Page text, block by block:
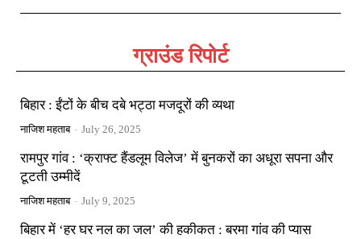
ग्राउंड रिपोर्ट
बिहार : ईंटों के बीच दबे भट्ठा मजदूरों की व्यथा
नाजिश महताब - July 26, 2025
रामपुर गांव : ‘क्राफ्ट हैंडलूम विलेज’ में बुनकरों का अधूरा सपना और
टूटती उम्मीदें
नाजिश महताब - July 9, 2025
बिहार में ‘हर घर नल का जल’ की हकीकत : बरमा गांव की प्यास